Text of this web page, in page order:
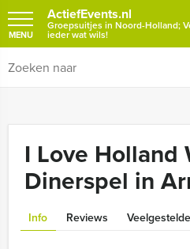
ActiefEvents.nl
Groepsuitjes in Noord-Holland;
ieder wat wils!
MENU
I Love Holland
Dinerspel in
Info Reviews